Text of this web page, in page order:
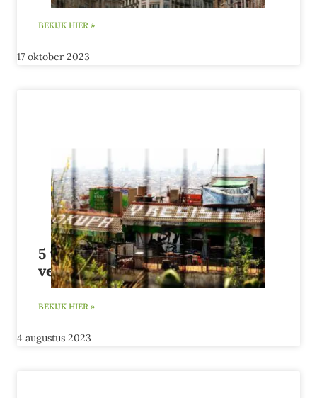
BEKIJK HIER »
17 oktober 2023
5 tip om krakers of okupas te
vermijden (video)
BEKIJK HIER »
4 augustus 2023